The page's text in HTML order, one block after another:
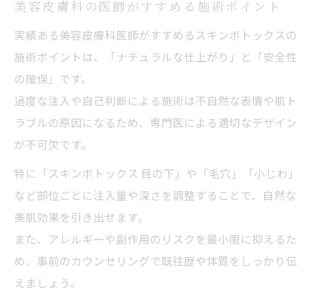
美容皮膚科の医師がすすめる施術ポイント
実績ある美容皮膚科医師がすすめるスキンボトックスの
施術ポイントは、「ナチュラルな仕上がり」と「安全性
の確保」です。
過度な注入や自己判断による施術は不自然な表情や肌ト
ラブルの原因になるため、専門医による適切なデザイン
が不可欠です。
特に「スキンボトックス 目の下」や「毛穴」「小じわ」
など部位ごとに注入量や深さを調整することで、自然な
美肌効果を引き出せます。
また、アレルギーや副作用のリスクを最小限に抑えるた
め、事前のカウンセリングで既往歴や体質をしっかり伝
えましょう。